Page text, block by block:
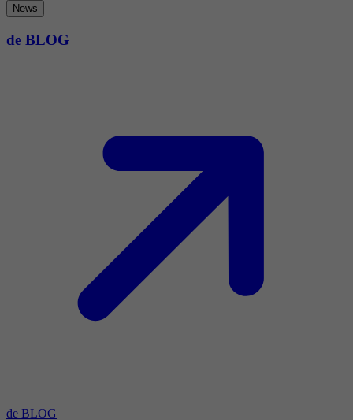
News
de BLOG
de BLOG